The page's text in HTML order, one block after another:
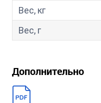
Вес, кг
Вес, г
Дополнительно